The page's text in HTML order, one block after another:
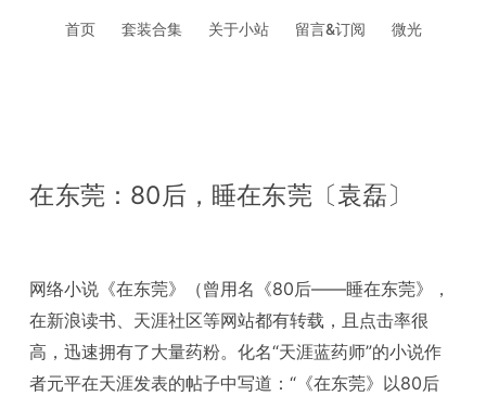
首页 套装合集 关于小站 留言&订阅 微光
在东莞：80后，睡在东莞〔袁磊〕
网络小说《在东莞》（曾用名《80后——睡在东莞》，
在新浪读书、天涯社区等网站都有转载，且点击率很
高，迅速拥有了大量药粉。化名“天涯蓝药师”的小说作
者元平在天涯发表的帖子中写道：“《在东莞》以80后